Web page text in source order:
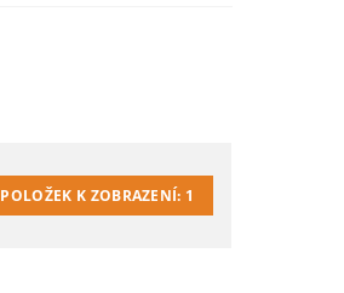
POLOŽEK K ZOBRAZENÍ: 1